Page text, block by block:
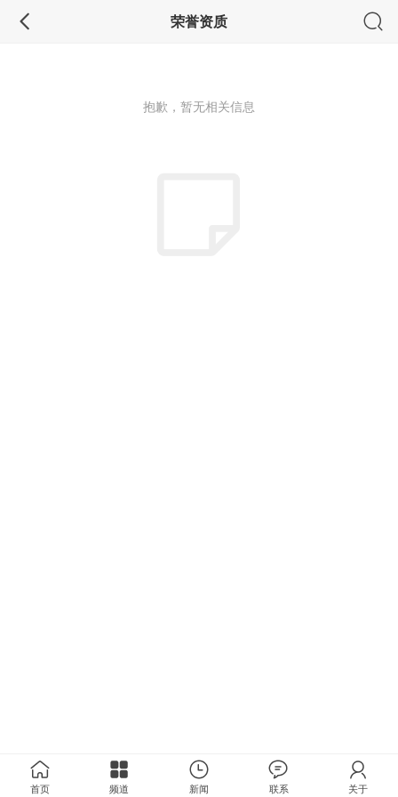
荣誉资质
抱歉，暂无相关信息
首页 频道 新闻 联系 关于